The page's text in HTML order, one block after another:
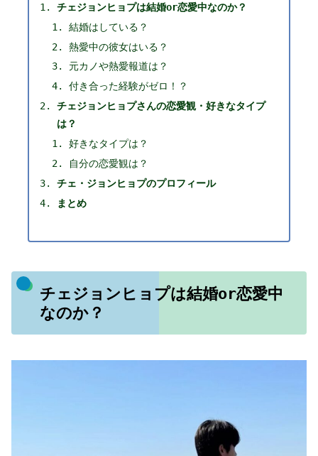
チェジョンヒョプは結婚or恋愛中なのか？
結婚はしている？
熱愛中の彼女はいる？
元カノや熱愛報道は？
付き合った経験がゼロ！？
チェジョンヒョプさんの恋愛観・好きなタイプ
は？
好きなタイプは？
自分の恋愛観は？
チェ・ジョンヒョプのプロフィール
まとめ
チェジョンヒョプは結婚or恋愛中
なのか？